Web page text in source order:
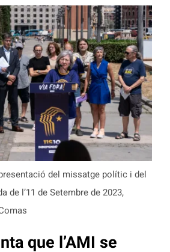
del missatge polític i del
de l’11 de Setembre de 2023,
que l’AMI se